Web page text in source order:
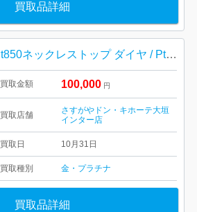
買取品詳細
Pt850ネックレストップ ダイヤ / Pt850ネックレス / Pt900トップ
買取金額 100,000 円
買取店舗
さすがやドン・キホーテ大垣
インター店
買取日 10月31日
買取種別 金・プラチナ
買取品詳細